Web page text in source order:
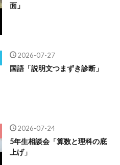
面」
2026-07-27
国語「説明文つまずき診断」
2026-07-24
5年生相談会「算数と理科の底
上げ」